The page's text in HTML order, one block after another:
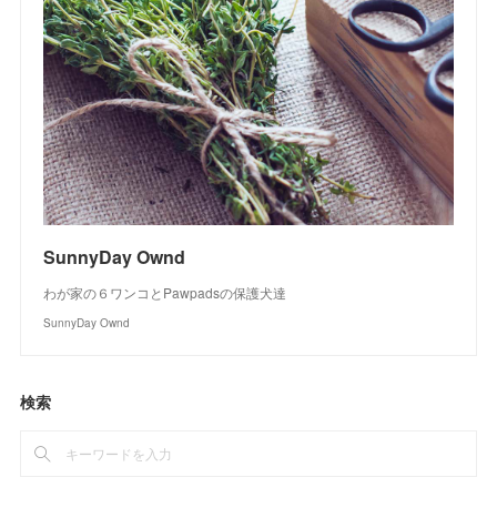
SunnyDay Ownd
わが家の６ワンコとPawpadsの保護犬達
SunnyDay Ownd
検索